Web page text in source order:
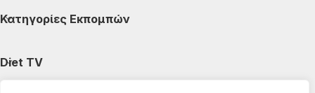
Κατηγορίες Εκπομπών
Diet TV